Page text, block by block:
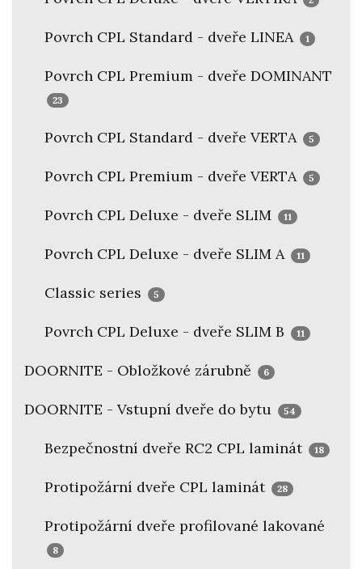
Povrch CPL Standard - dveře LINEA 1
Povrch CPL Premium - dveře DOMINANT
23
Povrch CPL Standard - dveře VERTA 5
Povrch CPL Premium - dveře VERTA 5
Povrch CPL Deluxe - dveře SLIM 11
Povrch CPL Deluxe - dveře SLIM A 11
Classic series 5
Povrch CPL Deluxe - dveře SLIM B 11
DOORNITE - Obložkové zárubně 6
DOORNITE - Vstupní dveře do bytu 54
Bezpečnostní dveře RC2 CPL laminát 18
Protipožární dveře CPL laminát 28
Protipožární dveře profilované lakované
8